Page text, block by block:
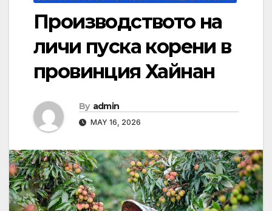
Производството на
личи пуска корени в
провинция Хайнан
By admin
MAY 16, 2026